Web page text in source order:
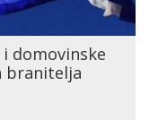
domovinske
branitelja